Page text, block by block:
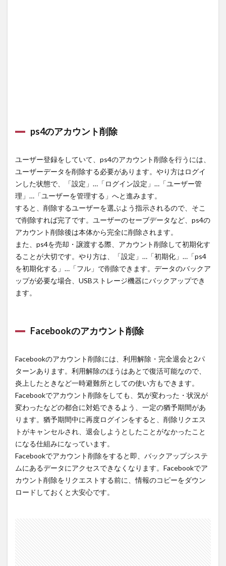
ps4のアカウント削除
ユーザー登録をしていて、ps4のアカウント削除を行うには、
ユーザーデータを削除する必要があります。やり方はログイ
ンした状態で、「設定」…「ログイン設定」…「ユーザー管
理」…「ユーザーを管理する」へと進みます。
すると、削除するユーザーを選ぶよう指示されるので、そこ
で削除すれば完了です。ユーザーのセーブデータなど、ps4の
アカウント削除後は本体から完全に削除されます。
また、ps4を売却・譲渡する際、アカウント削除して初期化す
ることが大切です。やり方は、「設定」…「初期化」…「ps4
を初期化する」…「フル」で削除できます。データのバックア
ップが必要な場合、USBストレージ機器にバックアップでき
ます。
Facebookのアカウント削除
Facebookのアカウント削除には、利用解除・完全退会と2パ
ターンあります。利用解除のほうはあとで復活可能なので、
炎上したときなど一時避難所としての使い方もできます。
Facebookでアカウント削除をしても、気が変わった・状況が
変わったなどの都合に対処できるよう、一定の猶予期間があ
ります。猶予期間中に再度ログインをすると、削除リクエス
トがキャンセルされ、退会しようとしたことがなかったこと
になる仕組みになっています。
Facebookでアカウント削除をすると即、バックアップシステ
ムにあるデータにアクセスできなくなります。Facebookでア
カウント削除をリクエストする前に、情報のコピーをダウン
ロードしておくと大安心です。